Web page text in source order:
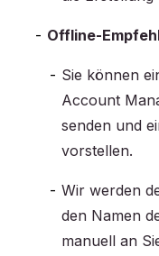
Offline-
Sie können
Account
senden und
vorstellen.
Wir werden
den Namen
manuell an